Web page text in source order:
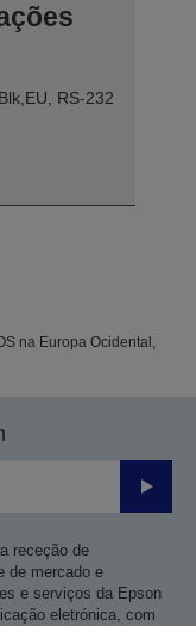
RS-232
na Europa Ocidental,
Enviar
receção de
de mercado e
e serviços da Epson
eletrónica, com